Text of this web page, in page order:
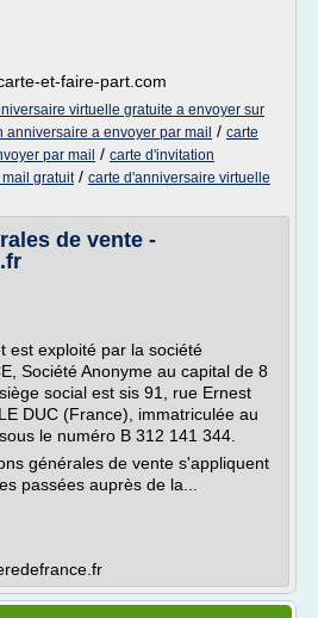
et-faire-part.com
virtuelle gratuite a envoyer sur
anniversaire a envoyer par mail / carte
par mail / carte d'invitation
gratuit/ carte d'anniversaire virtuelle
de vente -
est exploité par la société
Société Anonyme au capital de 8
social est sis 91, rue Ernest
DUC (France), immatriculée au
le numéro B 312 141 344.
générales de vente s'appliquent
passées auprès de la...